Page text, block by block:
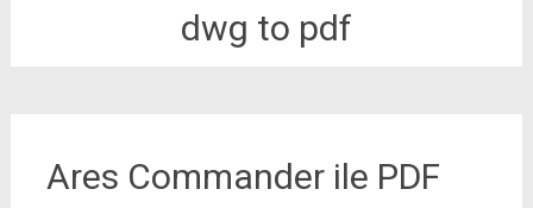
dwg to pdf
Ares Commander ile PDF